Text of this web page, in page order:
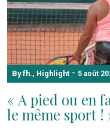
By fh., Highlight - 5 août
« A pied ou en
le même sport !